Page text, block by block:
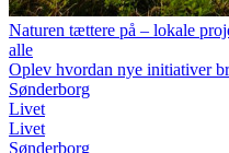
Naturen tættere på – lokale
alle
Oplev hvordan nye initiativer
Sønderborg
Livet
Livet
Sønderborg